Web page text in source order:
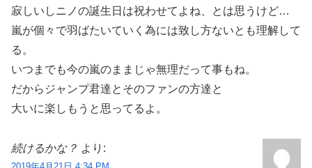
寂しいしニノの誕生日は祝わせてよね、とは思うけど…
嵐が個々で羽ばたいていく為には致し方ないとも理解して
る。
いつまでも今の嵐のままじゃ無理だって事もね。
だからジャンプ君達とそのファンの方達と
大いに楽しもうと思ってるよ。
続けるかな？ より: